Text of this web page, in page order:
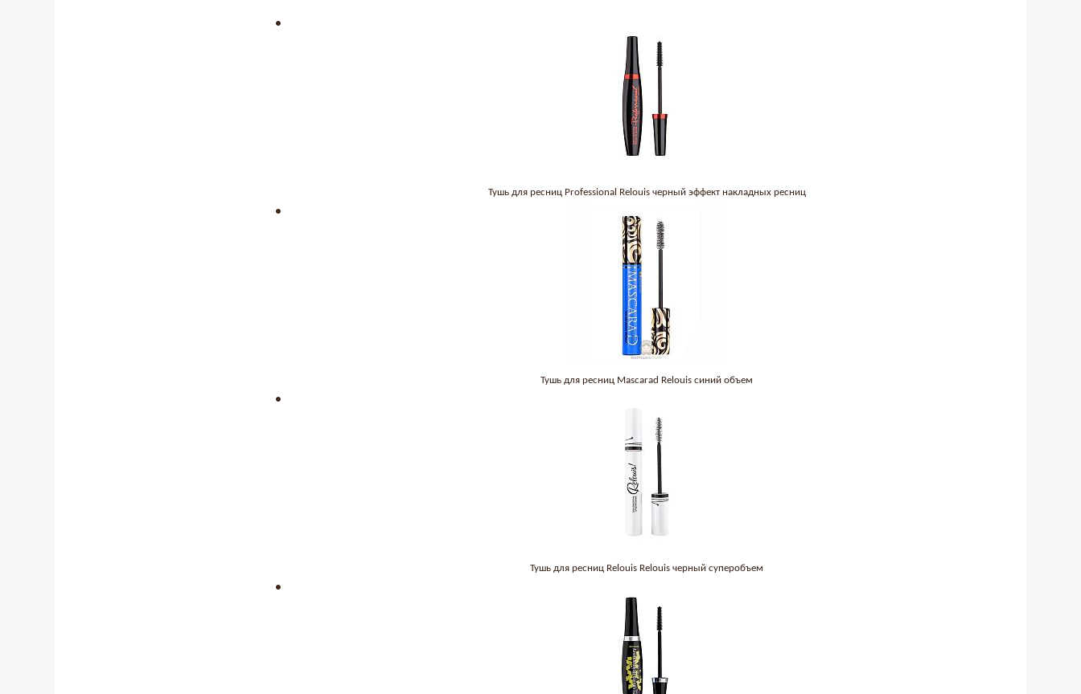
Тушь для ресниц Professional Relouis черный эффект накладных ресниц
Тушь для ресниц Mascarad Relouis синий объем
Тушь для ресниц Relouis Relouis черный суперобъем